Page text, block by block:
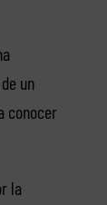
un
conocer
la